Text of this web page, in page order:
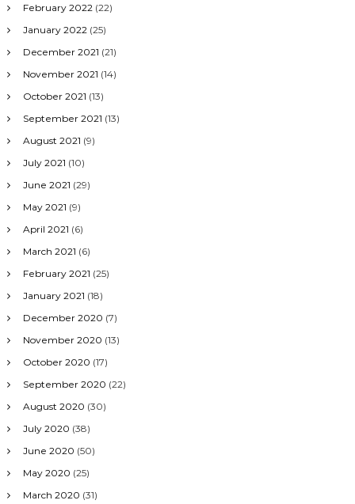
February 2022 (22)
January 2022 (25)
December 2021 (21)
November 2021 (14)
October 2021 (13)
September 2021 (13)
August 2021 (9)
July 2021 (10)
June 2021 (29)
May 2021 (9)
April 2021 (6)
March 2021 (6)
February 2021 (25)
January 2021 (18)
December 2020 (7)
November 2020 (13)
October 2020 (17)
September 2020 (22)
August 2020 (30)
July 2020 (38)
June 2020 (50)
May 2020 (25)
March 2020 (31)